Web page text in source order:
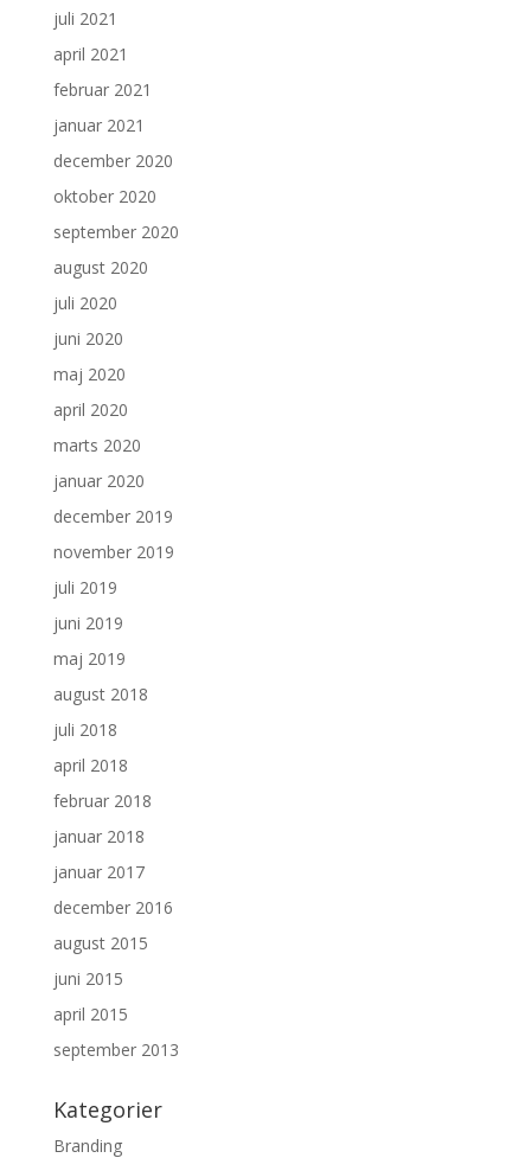
juli 2021
april 2021
februar 2021
januar 2021
december 2020
oktober 2020
september 2020
august 2020
juli 2020
juni 2020
maj 2020
april 2020
marts 2020
januar 2020
december 2019
november 2019
juli 2019
juni 2019
maj 2019
august 2018
juli 2018
april 2018
februar 2018
januar 2018
januar 2017
december 2016
august 2015
juni 2015
april 2015
september 2013
Kategorier
Branding